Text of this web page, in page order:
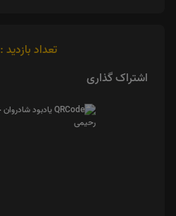
تعداد بازدید : 271
اشتراک گذاری